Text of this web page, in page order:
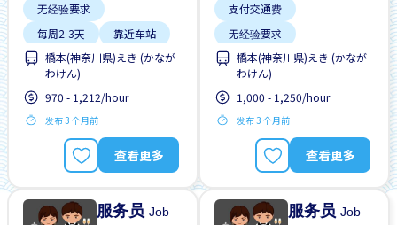
无经验要求
每周2-3天
靠近车站
橋本(神奈川県)えき (かなが
わけん)
970 - 1,212/hour
发布 3 个月前
查看更多
支付交通费
无经验要求
每周2-3天
靠近车站
橋本(神奈川県)えき (かなが
わけん)
1,000 - 1,250/hour
发布 3 个月前
查看更多
服务员Job
服务员Job